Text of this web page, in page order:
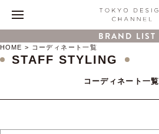
BRAND LIST
HOME コーディネート一覧
STAFF STYLING
コーディネート一覧